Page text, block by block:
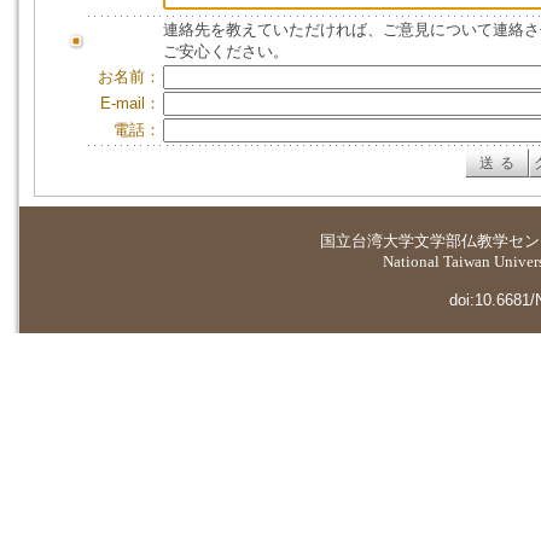
連絡先を教えていただければ、ご意見について連絡
ご安心ください。
お名前：
E-mail：
電話：
国立台湾大学文学部仏教学セ
National Taiwan
doi:10.6681/